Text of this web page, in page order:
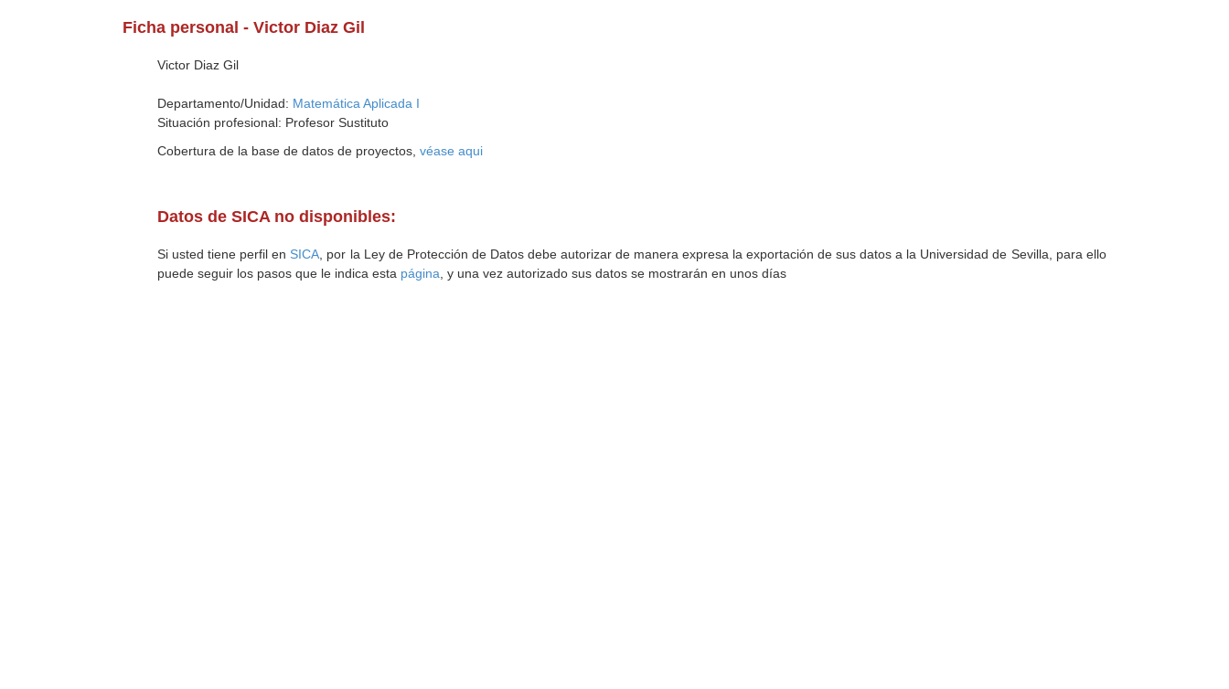
Ficha personal - Victor Diaz Gil
Victor Diaz Gil
Departamento/Unidad: Matemática Aplicada I
Situación profesional: Profesor Sustituto
Cobertura de la base de datos de proyectos,véase aqui
Datos de SICA no disponibles:
Si usted tiene perfil en SICA , por la Ley de Protección de Datos debe autorizar de manera expresa la exportación de sus datos a la Universidad de Sevilla, para ello
puede seguir los pasos que le indica esta página , y una vez autorizado sus datos se mostrarán en unos días